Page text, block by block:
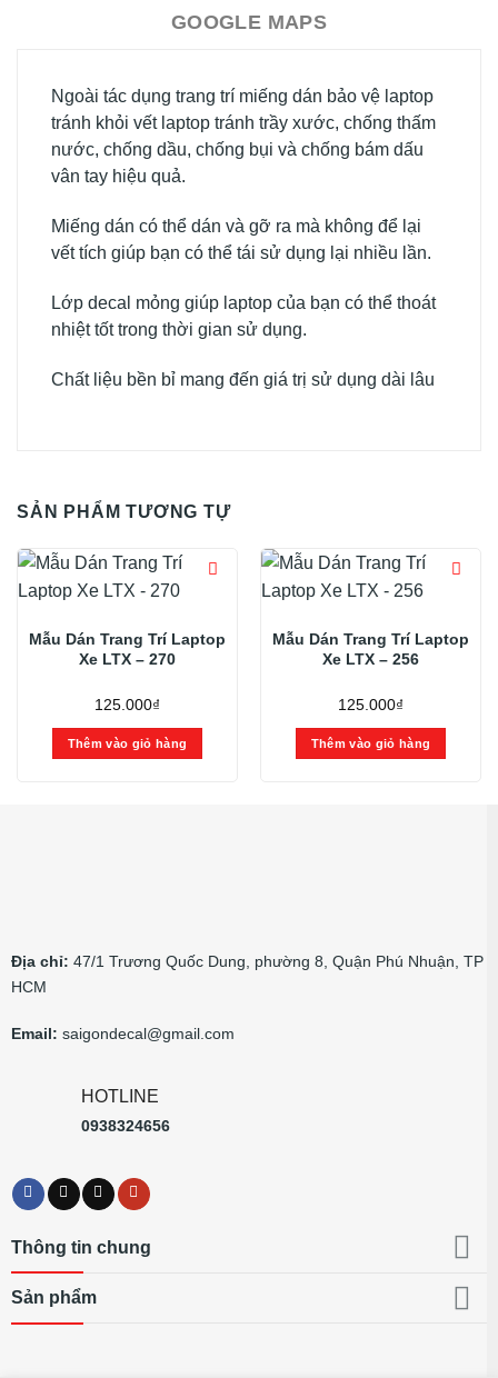
GOOGLE MAPS
Ngoài tác dụng trang trí miếng dán bảo vệ laptop
tránh khỏi vết laptop tránh trầy xước, chống thấm
nước, chống dầu, chống bụi và chống bám dấu
vân tay hiệu quả.
Miếng dán có thể dán và gỡ ra mà không để lại
vết tích giúp bạn có thể tái sử dụng lại nhiều lần.
Lớp decal mỏng giúp laptop của bạn có thể thoát
nhiệt tốt trong thời gian sử dụng.
Chất liệu bền bỉ mang đến giá trị sử dụng dài lâu
SẢN PHẨM TƯƠNG TỰ
Mẫu Dán Trang Trí Laptop
Xe LTX – 270
125.000₫
Thêm vào giỏ hàng
Mẫu Dán Trang Trí Laptop
Xe LTX – 256
125.000₫
Thêm vào giỏ hàng
Địa chỉ: 47/1 Trương Quốc Dung, phường 8, Quận Phú Nhuận, TP
HCM
Email: saigondecal@gmail.com
HOTLINE
0938324656
Thông tin chung
Sản phẩm